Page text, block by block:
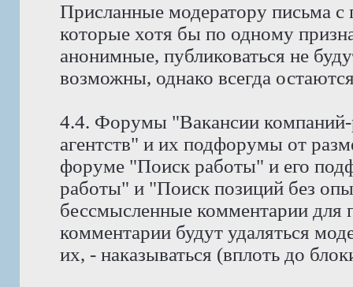
Присланные модератору письма
которые хотя бы по одному
анонимные, публиковаться не
возможны, однако всегда
4.4. Форумы "Вакансии компаний-
агентств" и их подфорумы от
форуме "Поиск работы" и его
работы" и "Поиск позиций без
бессмысленные комментарии для
комментарии будут удаляться
их, - наказываться (вплоть до